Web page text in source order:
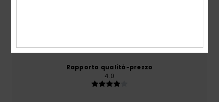
Rapporto qualità-prezzo
4.0